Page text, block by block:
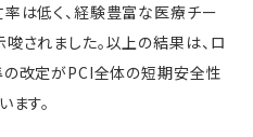
は低く、経験豊富な医療チー
されました。以上の結果は、ロ
改定がPCI全体の短期安全性
す。